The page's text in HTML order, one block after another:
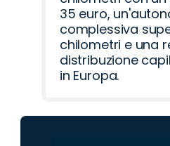
35 euro,
complessiva
chilometri e una
distribuzione
in Europa.